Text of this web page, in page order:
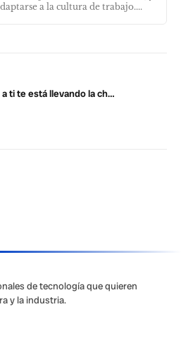
a la cultura de trabajo....
ti te está llevando la ch…
de tecnología que quieren
y la industria.